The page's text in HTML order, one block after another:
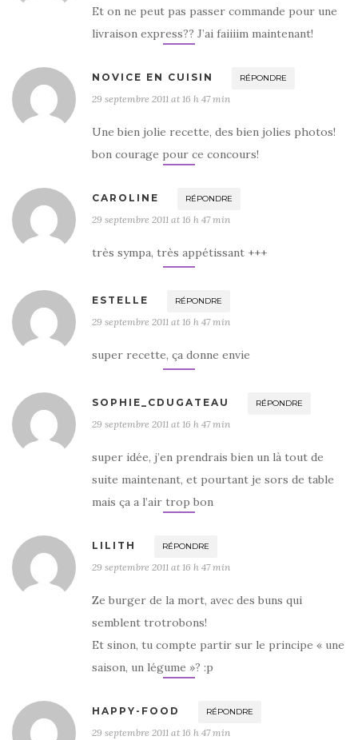
Et on ne peut pas passer commande pour une
livraison express?? J’ai faiiiim maintenant!
NOVICE EN CUISIN RÉPONDRE
29 septembre 2011 at 16 h 47 min
Une bien jolie recette, des bien jolies photos!
bon courage pour ce concours!
CAROLINE RÉPONDRE
29 septembre 2011 at 16 h 47 min
très sympa, très appétissant +++
ESTELLE RÉPONDRE
29 septembre 2011 at 16 h 47 min
super recette, ça donne envie
SOPHIE_CDUGATEAU RÉPONDRE
29 septembre 2011 at 16 h 47 min
super idée, j’en prendrais bien un là tout de
suite maintenant, et pourtant je sors de table
mais ça a l’air trop bon
LILITH RÉPONDRE
29 septembre 2011 at 16 h 47 min
Ze burger de la mort, avec des buns qui
semblent trotrobons!
Et sinon, tu compte partir sur le principe « une
saison, un légume »? :p
HAPPY-FOOD RÉPONDRE
29 septembre 2011 at 16 h 47 min